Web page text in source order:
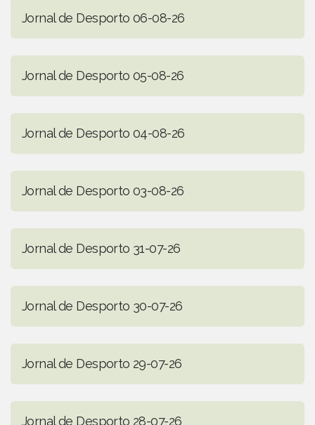
Jornal de Desporto 06-08-26
Jornal de Desporto 05-08-26
Jornal de Desporto 04-08-26
Jornal de Desporto 03-08-26
Jornal de Desporto 31-07-26
Jornal de Desporto 30-07-26
Jornal de Desporto 29-07-26
Jornal de Desporto 28-07-26